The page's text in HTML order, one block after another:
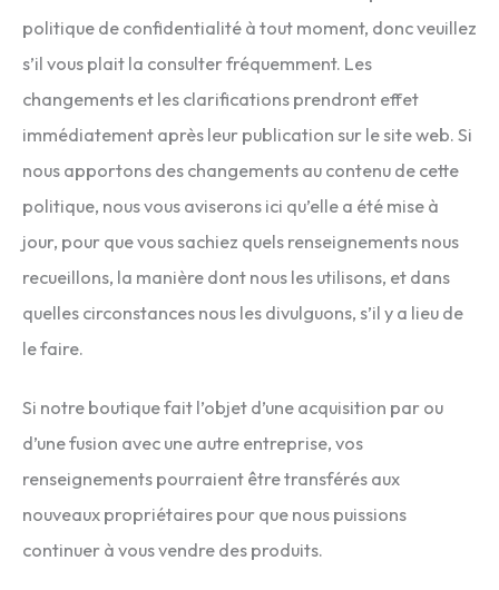
politique de confidentialité à tout moment, donc veuillez
s’il vous plait la consulter fréquemment. Les
changements et les clarifications prendront effet
immédiatement après leur publication sur le site web. Si
nous apportons des changements au contenu de cette
politique, nous vous aviserons ici qu’elle a été mise à
jour, pour que vous sachiez quels renseignements nous
recueillons, la manière dont nous les utilisons, et dans
quelles circonstances nous les divulguons, s’il y a lieu de
le faire.
Si notre boutique fait l’objet d’une acquisition par ou
d’une fusion avec une autre entreprise, vos
renseignements pourraient être transférés aux
nouveaux propriétaires pour que nous puissions
continuer à vous vendre des produits.